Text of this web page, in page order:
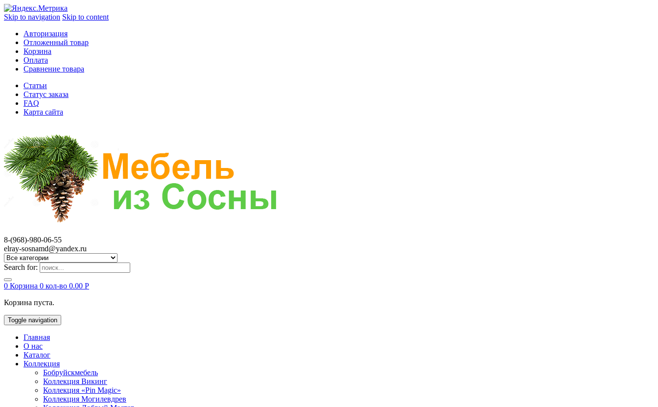
Skip to navigation Skip to content
Авторизация
Отложенный товар
Корзина
Оплата
Сравнение товара
Статьи
Статус заказа
FAQ
Карта сайта
8-(968)-980-06-55
elray-sosnamd@yandex.ru
Search for:
0 Корзина 0 кол-во 0.00 Р
Корзина пуста.
Toggle navigation
Главная
О нас
Каталог
Коллекция
Бобруйскмебель
Коллекция Викинг
Коллекция «Pin Magic»
Коллекция Могилевдрев